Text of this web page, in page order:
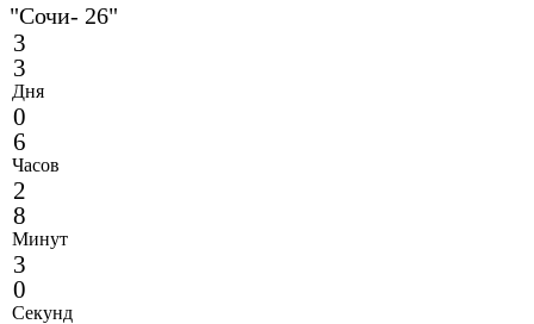
"Сочи- 26"
3
3
Дня
0
6
Часов
2
8
Минут
3
0
Секунд